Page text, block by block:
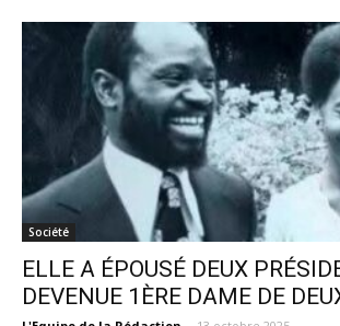
Société
ELLE A ÉPOUSÉ DEUX
DEVENUE 1ÈRE DAME DE